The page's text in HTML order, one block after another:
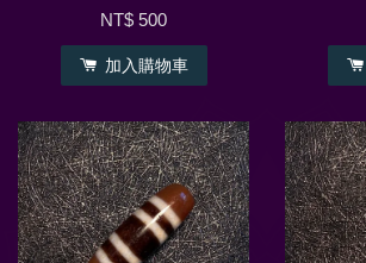
NT$ 500
加入購物車